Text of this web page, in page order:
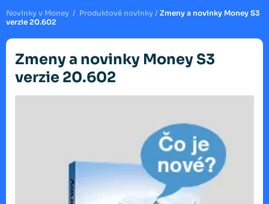
Novinky v Money / Produktové novinky / Zmeny a novinky Money S3
verzie 20.602
Zmeny a novinky Money S3
verzie 20.602